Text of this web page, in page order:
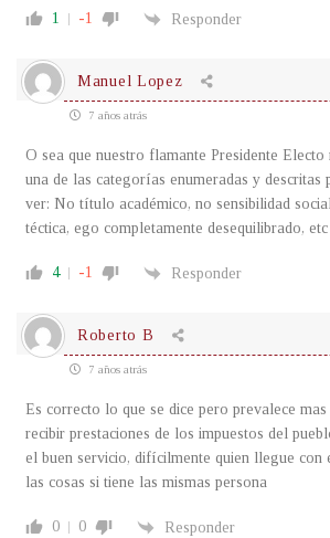
1 -1 Responder
Manuel Lopez
7 años atrás
O sea que nuestro flamante Presidente Electo
una de las categorías enumeradas y
ver: No título académico, no sensibilidad
téctica, ego completamente desequilibrado, etc
4 -1 Responder
Roberto B
7 años atrás
Es correcto lo que se dice pero prevalece
recibir prestaciones de los impuestos del
el buen servicio, difícilmente quien llegue con
las cosas si tiene las mismas persona
0 0 Responder